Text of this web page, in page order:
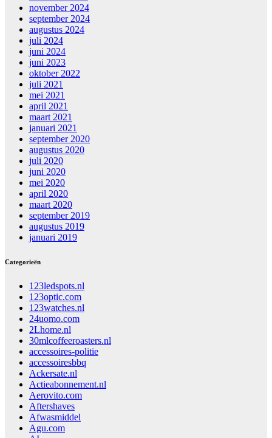
november 2024
september 2024
augustus 2024
juli 2024
juni 2024
juni 2023
oktober 2022
juli 2021
mei 2021
april 2021
maart 2021
januari 2021
september 2020
augustus 2020
juli 2020
juni 2020
mei 2020
april 2020
maart 2020
september 2019
augustus 2019
januari 2019
Categorieën
123ledspots.nl
123optic.com
123watches.nl
24uomo.com
2Lhome.nl
30mlcoffeeroasters.nl
accessoires-politie
accessoiresbbq
Ackersate.nl
Actieabonnement.nl
Aerovito.com
Aftershaves
Afwasmiddel
Agu.com